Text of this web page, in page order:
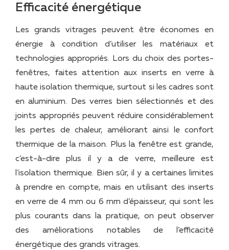
Efficacité énergétique
Les grands vitrages peuvent être économes en
énergie à condition d’utiliser les matériaux et
technologies appropriés. Lors du choix des portes-
fenêtres, faites attention aux inserts en verre à
haute isolation thermique, surtout si les cadres sont
en aluminium. Des verres bien sélectionnés et des
joints appropriés peuvent réduire considérablement
les pertes de chaleur, améliorant ainsi le confort
thermique de la maison. Plus la fenêtre est grande,
c’est-à-dire plus il y a de verre, meilleure est
l’isolation thermique. Bien sûr, il y a certaines limites
à prendre en compte, mais en utilisant des inserts
en verre de 4 mm ou 6 mm d’épaisseur, qui sont les
plus courants dans la pratique, on peut observer
des améliorations notables de l’efficacité
énergétique des grands vitrages.